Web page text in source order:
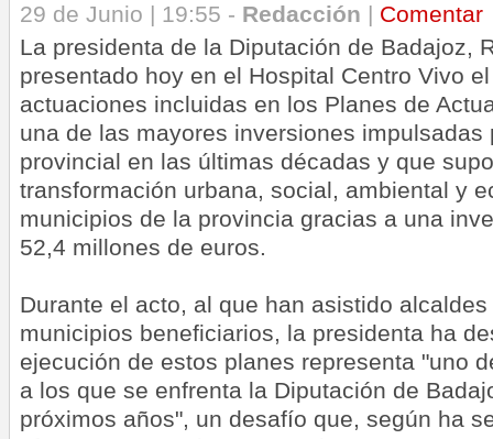
29 de Junio | 19:55 - Redacción | Comentar
La presidenta de la Diputación de Badajoz,
presentado hoy en el Hospital Centro Vivo
actuaciones incluidas en los Planes de
una de las mayores inversiones impulsadas
provincial en las últimas décadas y que
transformación urbana, social, ambiental y
municipios de la provincia gracias a una
52,4 millones de euros.
Durante el acto, al que han asistido
municipios beneficiarios, la presidenta ha
ejecución de estos planes representa "uno
a los que se enfrenta la Diputación de
próximos años", un desafío que, según ha